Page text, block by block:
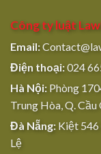
Công ty luật
Email:
Điện thoại:024
Hà Nội: Phòng
Trung Hòa, Q. Cầu
Đà Nẵng: Kiệt 546
Lệ